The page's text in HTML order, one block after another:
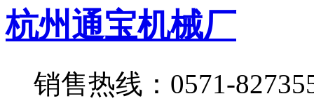
杭州通宝机械厂
销售热线：0571-